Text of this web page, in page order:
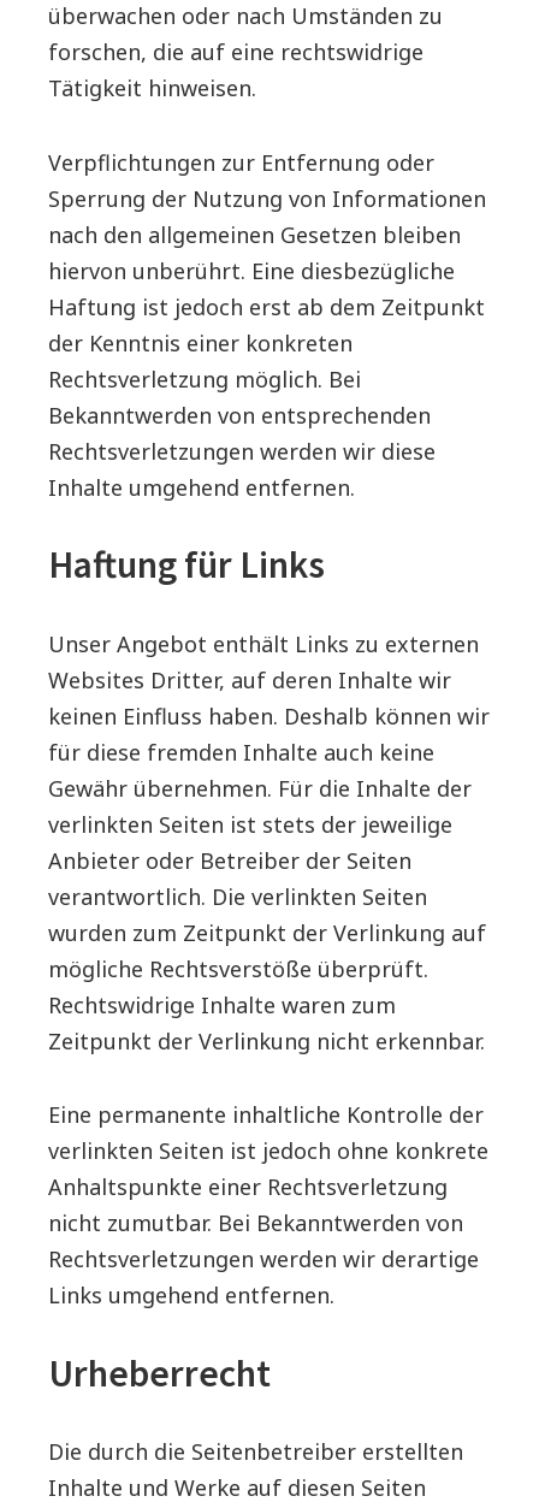
überwachen oder nach Umständen zu
forschen, die auf eine rechtswidrige
Tätigkeit hinweisen.
Verpflichtungen zur Entfernung oder
Sperrung der Nutzung von Informationen
nach den allgemeinen Gesetzen bleiben
hiervon unberührt. Eine diesbezügliche
Haftung ist jedoch erst ab dem Zeitpunkt
der Kenntnis einer konkreten
Rechtsverletzung möglich. Bei
Bekanntwerden von entsprechenden
Rechtsverletzungen werden wir diese
Inhalte umgehend entfernen.
Haftung für Links
Unser Angebot enthält Links zu externen
Websites Dritter, auf deren Inhalte wir
keinen Einfluss haben. Deshalb können wir
für diese fremden Inhalte auch keine
Gewähr übernehmen. Für die Inhalte der
verlinkten Seiten ist stets der jeweilige
Anbieter oder Betreiber der Seiten
verantwortlich. Die verlinkten Seiten
wurden zum Zeitpunkt der Verlinkung auf
mögliche Rechtsverstöße überprüft.
Rechtswidrige Inhalte waren zum
Zeitpunkt der Verlinkung nicht erkennbar.
Eine permanente inhaltliche Kontrolle der
verlinkten Seiten ist jedoch ohne konkrete
Anhaltspunkte einer Rechtsverletzung
nicht zumutbar. Bei Bekanntwerden von
Rechtsverletzungen werden wir derartige
Links umgehend entfernen.
Urheberrecht
Die durch die Seitenbetreiber erstellten
Inhalte und Werke auf diesen Seiten